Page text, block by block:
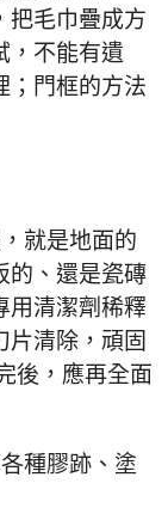
把毛巾疊成方
，不能有遺
；門框的方法
就是地面的
的、還是瓷磚
用清潔劑稀釋
片清除，頑固
後，應再全面
種膠跡、塗